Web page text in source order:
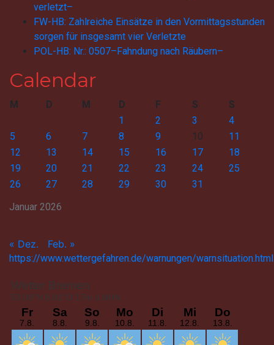
verletzt–
FW-HB: Zahlreiche Einsätze in den Vormittagsstunden
sorgen für insgesamt vier Verletzte
POL-HB: Nr.: 0507–Fahndung nach Räubern–
Calendar
Januar 2026
M D M D F S
S
1
2 3
4
5
6 7 8 9 10
11
12
13 14 15 16 17
18
19
20 21 22 23 24
25
26
27 28 29 30 31
« Dez. Feb. »
https://www.wettergefahren.de/warnungen/warnsituation.html